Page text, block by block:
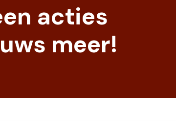
acties
meer!